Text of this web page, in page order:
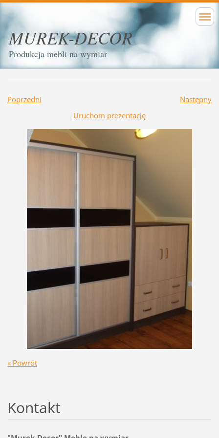
MUREK-DECOR
Produkcja mebli na wymiar
Poprzedni
Następny
Uruchom prezentację
« Powrót
Kontakt